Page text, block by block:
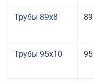
Трубы 89x8 89
Трубы 95x10 95